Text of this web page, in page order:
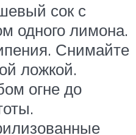
сок с
одного лимона.
Снимайте
ложкой.
огне до